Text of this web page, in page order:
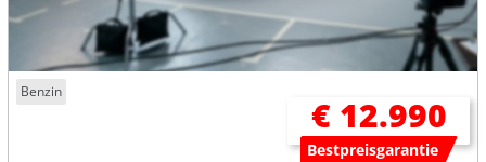
Benzin
€ 12.990
Bestpreisgarantie